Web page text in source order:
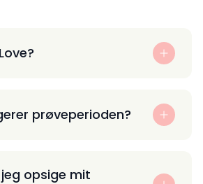
prøveperioden?
opsige mit